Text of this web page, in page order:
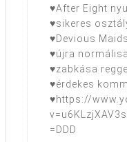
♥After Eight
♥sikeres
♥Devious Maids
♥újra
♥zabkása
♥érdekes
♥https://
=DDD